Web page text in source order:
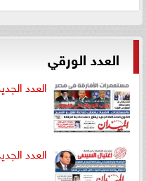
العدد الورقي
العدد
العدد